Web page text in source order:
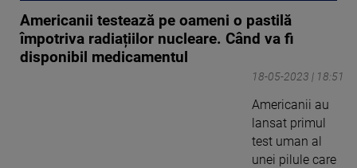
Americanii testează pe oameni o pastilă
împotriva radiațiilor nucleare. Când va fi
disponibil medicamentul
18-05-2023 | 18:51
Americanii au
lansat primul
test uman al
unei pilule care